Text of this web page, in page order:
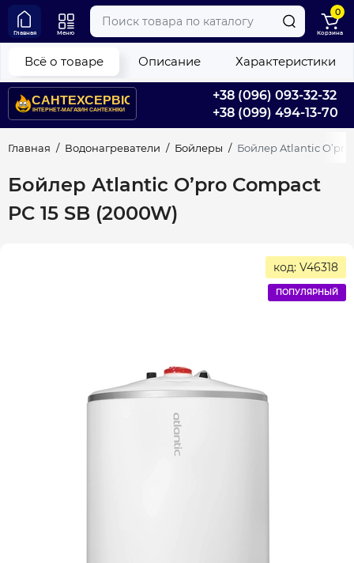
+38 (096) 093-32-32
+38 (099) 494-13-70
Главная Меню
0
Корзина
Главная Водонагреватели Бойлеры Бойлер Atlantic O’pro
Бойлер Atlantic O’pro Compact
PC 15 SB (2000W)
Всё о товаре Описание Характеристики
код: V46318
ПОПУЛЯРНЫЙ